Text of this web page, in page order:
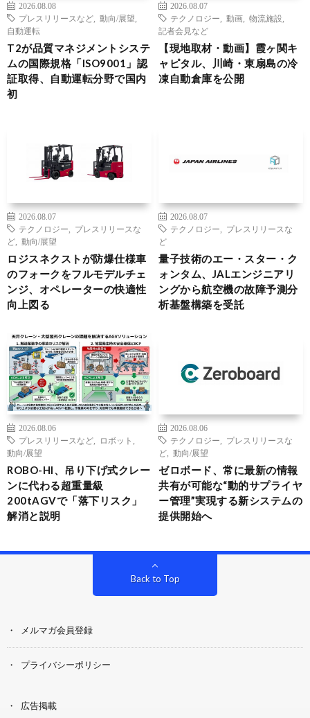
2026.08.08
プレスリリースなど
動向/展望
自動運転
T2が品質マネジメントシステ
ムの国際規格「ISO9001」認
証取得、自動運転分野で国内
初
2026.08.07
テクノロジー
動画 物流施設
記者会見など
【現地取材・動画】霞ヶ関キ
ャピタル、川崎・東扇島の冷
凍自動倉庫を公開
2026.08.07
テクノロジー
プレスリリースな
ど
動向/展望
ロジスネクストが防爆仕様車
のフォークをフルモデルチェ
ンジ、オペレーターの快適性
向上図る
2026.08.07
テクノロジー
プレスリリースな
ど
量子技術のエー・スター・ク
ォンタム、JALエンジニアリ
ングから航空機の故障予測分
析基盤構築を受託
2026.08.06
プレスリリースなど
ロボット
動向/展望
ROBO-HI、吊り下げ式クレー
ンに代わる超重量級
200tAGVで「落下リスク」
解消と説明
2026.08.06
テクノロジー
プレスリリースな
ど
動向/展望
ゼロボード、常に最新の情報
共有が可能な“動的サプライヤ
ー管理”実現する新システムの
提供開始へ
Back to Top
メルマガ会員登録
プライバシーポリシー
広告掲載